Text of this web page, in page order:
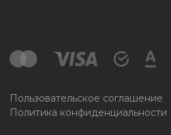
Пользовательское соглашение
Политика конфиденциальности